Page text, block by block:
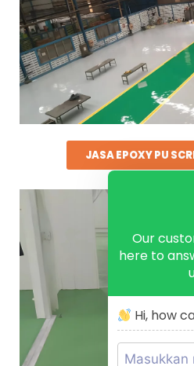
JASA EPOXY PU
Our
here to
Hi, how